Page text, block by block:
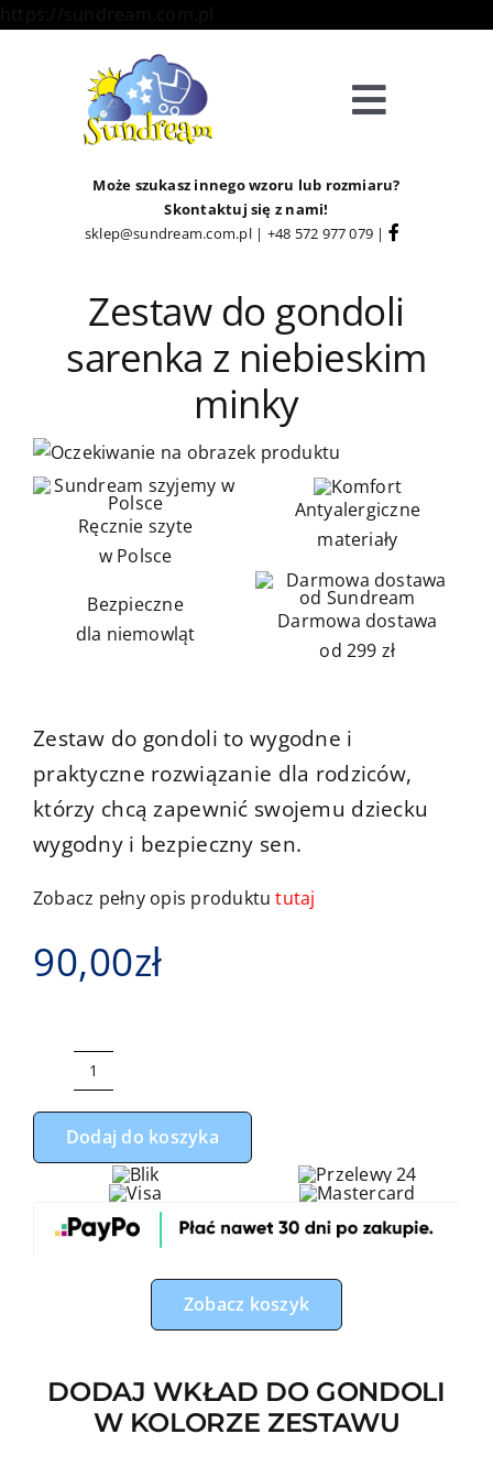
Toggle
Kategorie
Strefa Klienta
O Nas
Kontakt
Może szukasz innego wzoru lub rozmiaru?
Skontaktuj się z nami!
sklep@sundream.com.pl| +48 572 977 079 |
Zestaw do gondoli
sarenka z niebieskim
minky
Ręcznie szyte
w Polsce
Antyalergiczne
materiały
Bezpieczne
dla niemowląt
Darmowa dostawa
od 299 zł
Zestaw do gondoli to wygodne i
praktyczne rozwiązanie dla rodziców,
którzy chcą zapewnić swojemu dziecku
wygodny i bezpieczny sen.
Zobacz pełny opis produktututaj
90,00zł
ilość
Zestaw
do
gondoli
sarenka
z
Dodaj do koszyka
Zobacz koszyk
DODAJ WKŁAD DO GONDOLI
W KOLORZE ZESTAWU